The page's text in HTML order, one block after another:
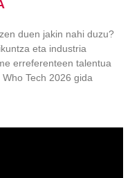
duen jakin nahi duzu?
eta industria
erreferenteen talentua
Tech 2026 gida